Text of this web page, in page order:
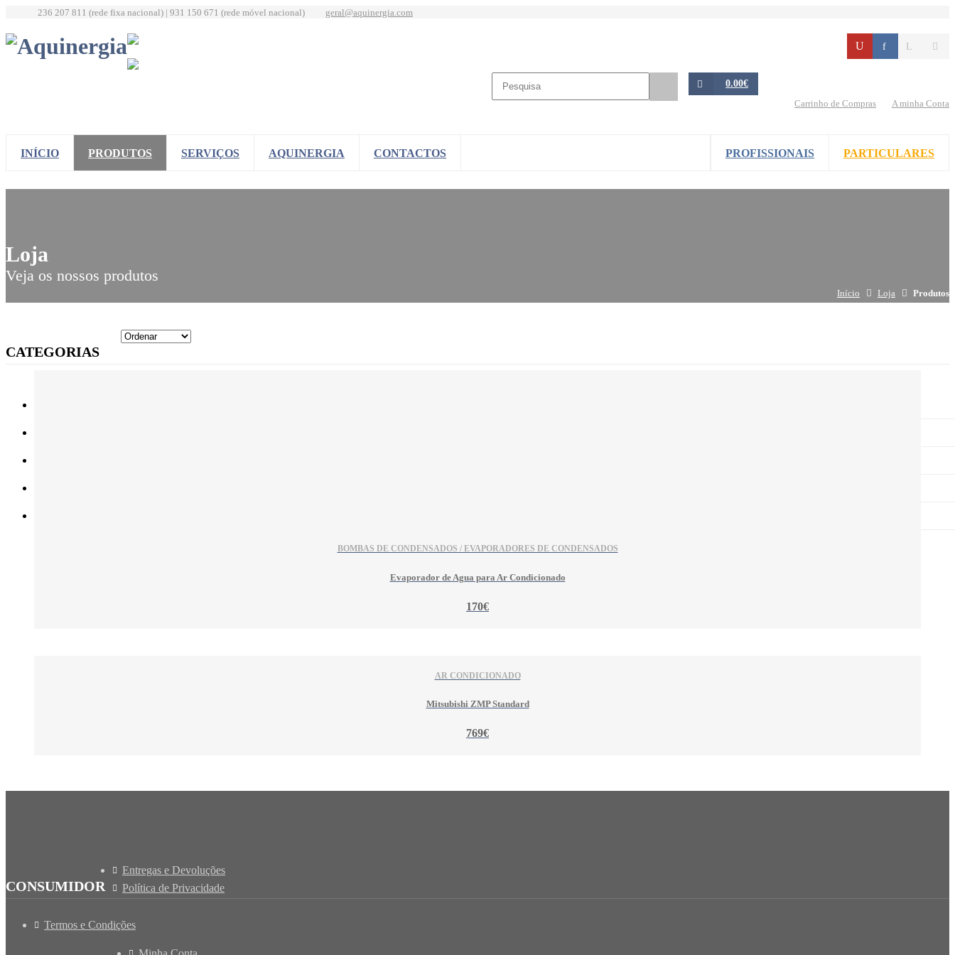
236 207 811 (rede fixa nacional) | 931 150 671 (rede móvel nacional) geral@aquinergia.com
Carrinho de Compras A minha Conta
0.00€
INÍCIO PRODUTOS SERVIÇOS AQUINERGIA CONTACTOS PARTICULARES
PROFISSIONAIS
Loja
Veja os nossos produtos
Início Loja Produtos
CATEGORIAS
BOMBAS DE CONDENSADOS / EVAPORADORES DE CONDENSADOS
Evaporador de Agua para Ar Condicionado
170€
AR CONDICIONADO
Mitsubishi ZMP Standard
769€
CONSUMIDOR
Entregas e Devoluções
Política de Privacidade
Termos e Condições